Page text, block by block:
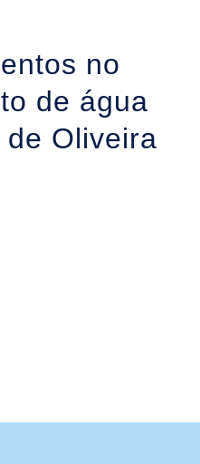
no
de água
Oliveira